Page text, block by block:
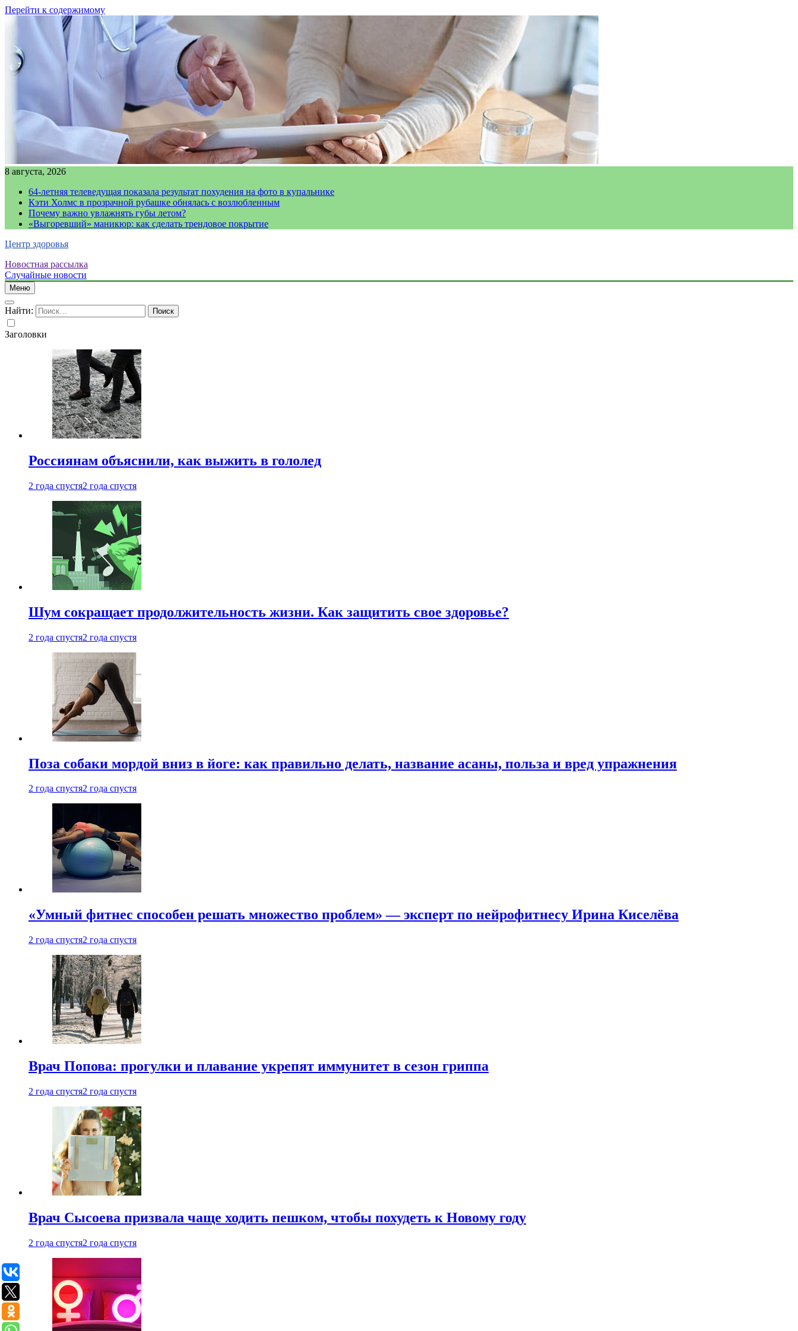
Перейти к содержимому
8 августа, 2026
64-летняя телеведущая показала результат похудения на фото в купальнике
Кэти Холмс в прозрачной рубашке обнялась с возлюбленным
Почему важно увлажнять губы летом?
«Выгоревший» маникюр: как сделать трендовое покрытие
Центр здоровья
Новостная рассылка
Случайные новости
Меню
Найти:
Заголовки
Россиянам объяснили, как выжить в гололед
2 года спустя2 года спустя
Шум сокращает продолжительность жизни. Как защитить свое здоровье?
2 года спустя2 года спустя
Поза собаки мордой вниз в йоге: как правильно делать, название асаны, польза и вред упражнения
2 года спустя2 года спустя
«Умный фитнес способен решать множество проблем» — эксперт по нейрофитнесу Ирина Киселёва
2 года спустя2 года спустя
Врач Попова: прогулки и плавание укрепят иммунитет в сезон гриппа
2 года спустя2 года спустя
Врач Сысоева призвала чаще ходить пешком, чтобы похудеть к Новому году
2 года спустя2 года спустя